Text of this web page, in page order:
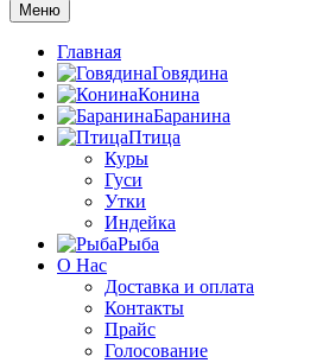
Меню
Главная
Говядина
Конина
Баранина
Птица
Куры
Гуси
Утки
Индейка
Рыба
О Нас
Доставка и оплата
Контакты
Прайс
Голосование